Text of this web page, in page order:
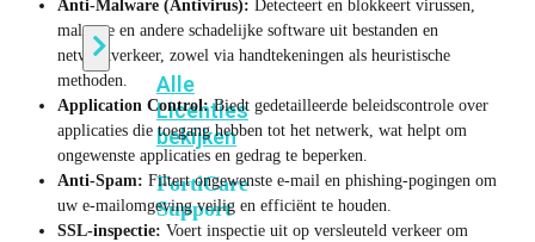
Licentie
Alle
Licenties
bekijken
FortiCare
Support
Anti-Malware (Antivirus): Detecteert en blokkeert virussen,
malware en andere schadelijke software uit bestanden en
netwerkverkeer, zowel via handtekeningen als heuristische
methoden.
Application Control:Biedt gedetailleerde beleidscontrole over
applicaties die toegang hebben tot het netwerk, wat helpt om
ongewenste applicaties en gedrag te beperken.
Anti-Spam: Filtert ongewenste e-mail en phishing-pogingen om
uw e-mailomgeving veilig en efficiënt te houden.
SSL-inspectie: Voert inspectie uit op versleuteld verkeer om